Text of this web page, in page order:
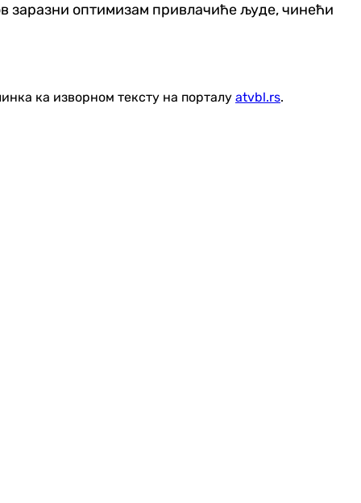
заразни оптимизам привлачиће људе, чинећи
ка изворном тексту на порталу atvbl.rs.